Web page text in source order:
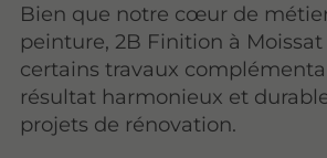
Bien que notre cœur de
peinture, 2B Finition à
certains travaux
résultat harmonieux et
projets de rénovation.